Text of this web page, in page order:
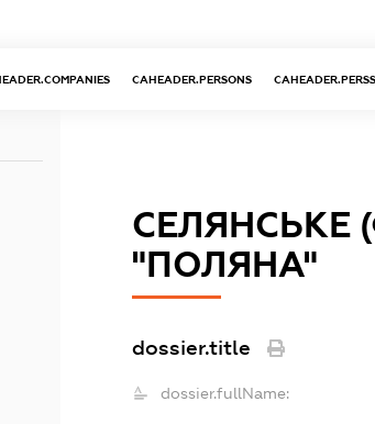
CAHEADER.PERSONS
СЕЛЯНСЬКЕ
"ПОЛЯНА"
dossier.title
dossier.fullName: